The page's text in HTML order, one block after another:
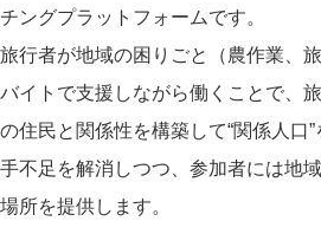
チングプラットフォームです。
旅行者が地域の困りごと（農作業、
バイトで支援しながら働くことで、
の住民と関係性を構築して“関係人口
手不足を解消しつつ、参加者には地
場所を提供します。